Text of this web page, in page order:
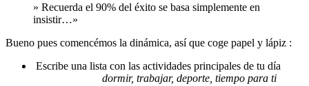
» Recuerda el 90% del éxito se basa simplemente en
insistir…»
Bueno pues comencémos la dinámica, así que coge papel y lápiz :
Escribe una lista con las actividades principales de tu día
dormir, trabajar, deporte, tiempo para ti